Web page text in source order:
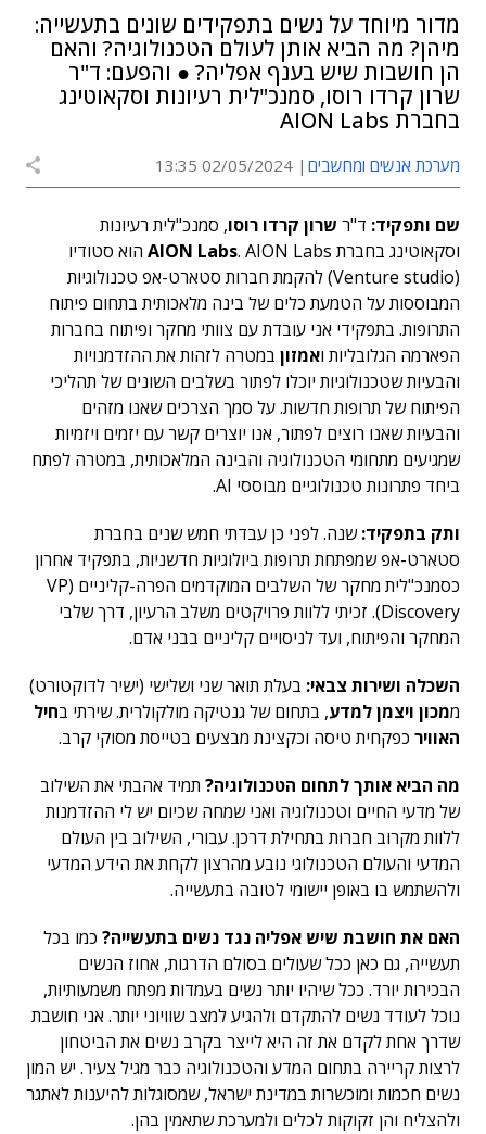
מדור מיוחד על נשים בתפקידים שונים בתעשייה:
מיהן? מה הביא אותן לעולם הטכנולוגיה? והאם
הן חושבות שיש בענף אפליה? ● והפעם: ד"ר
שרון קרדו רוסו, סמנכ"לית רעיונות וסקאוטינג
בחברת AION Labs
מערכת אנשים ומחשבים 02/05/2024 13:35
שם ותפקיד: ד"ר שרון קרדו רוסו, סמנכ"לית רעיונות
וסקאוטינג בחברת
.
AION Labs הוא סטודיו
(Venture studio) להקמת חברות סטארט-אפ טכנולוגיות
המבוססות על הטמעת כלים של בינה מלאכותית בתחום פיתוח
התרופות. בתפקידי אני עובדת עם צוותי מחקר ופיתוח בחברות
הפארמה הגלובליות ואמזון במטרה לזהות את ההזדמנויות
והבעיות שטכנולוגיות יוכלו לפתור בשלבים השונים של תהליכי
הפיתוח של תרופות חדשות. על סמך הצרכים שאנו מזהים
והבעיות שאנו רוצים לפתור, אנו יוצרים קשר עם יזמים ויזמיות
שמגיעים מתחומי הטכנולוגיה והבינה המלאכותית, במטרה לפתח
ביחד פתרונות טכנולוגיים מבוססי AI.
ותק בתפקיד:שנה. לפני כן עבדתי חמש שנים בחברת
סטארט-אפ שמפתחת תרופות ביולוגיות חדשניות, בתפקיד אחרון
כסמנכ"לית מחקר של השלבים המוקדמים הפרה-קליניים (VP
Discovery). זכיתי ללוות פרויקטים משלב הרעיון, דרך שלבי
המחקר והפיתוח, ועד לניסויים קליניים בבני אדם.
השכלה ושירות צבאי: בעלת תואר שני ושלישי (ישיר לדוקטורט)
ממכון ויצמן למדע, בתחום של גנטיקה מולקולרית. שירתי בחיל
האוויר כפקחית טיסה וכקצינת מבצעים בטייסת מסוקי קרב.
מה הביא אותך לתחום הטכנולוגיה? תמיד אהבתי את השילוב
של מדעי החיים וטכנולוגיה ואני שמחה שכיום יש לי ההזדמנות
ללוות מקרוב חברות בתחילת דרכן. עבורי, השילוב בין העולם
המדעי והעולם הטכנולוגי נובע מהרצון לקחת את הידע המדעי
ולהשתמש בו באופן יישומי לטובה בתעשייה.
האם את חושבת שיש אפליה נגד נשים בתעשייה? כמו בכל
תעשייה, גם כאן ככל שעולים בסולם הדרגות, אחוז הנשים
הבכירות יורד. ככל שיהיו יותר נשים בעמדות מפתח משמעותיות,
נוכל לעודד נשים להתקדם ולהגיע למצב שוויוני יותר. אני חושבת
שדרך אחת לקדם את זה היא לייצר בקרב נשים את הביטחון
לרצות קריירה בתחום המדע והטכנולוגיה כבר מגיל צעיר. יש המון
נשים חכמות ומוכשרות במדינת ישראל, שמסוגלות להיענות לאתגר
ולהצליח והן זקוקות לכלים ולמערכת שתאמין בהן.